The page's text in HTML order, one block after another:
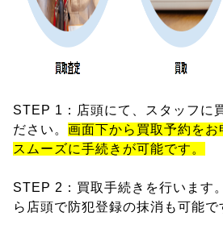
STEP 1：店頭にて、スタッフに
ださい。 画面下から買取予約をお
スムーズに手続きが可能です。
STEP 2：買取手続きを行います
ら店頭で防犯登録の抹消も可能